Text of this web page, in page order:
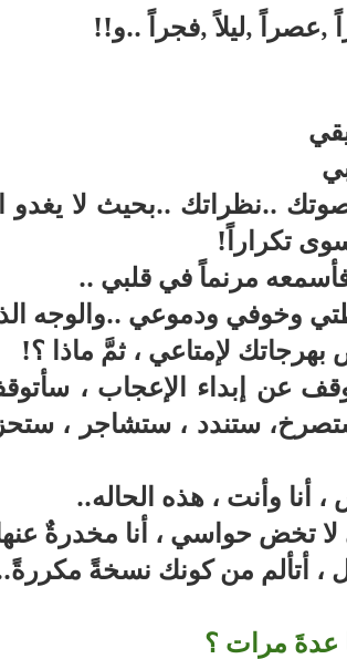
,ليلاً ,فجراً ..و!!
..نظراتك ..بحيث لا يغدو
تكراراً!
مرنماً في قلبي ..
وخوفي ودموعي ..والوجه
لإمتاعي ، ثمَّ ماذا ؟!
عن إبداء الإعجاب ،
ستندد ، ستشاجر ،
أنا وأنت ، هذه الحاله..
لا تخض حواسي ، أنا مخدرةٌ
، أتألم من كونك نسخةً مكررةً
عدةَ مرات ؟